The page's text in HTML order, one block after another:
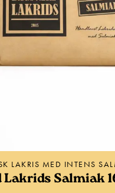
LAKRIS MED INTENS
Salmiak